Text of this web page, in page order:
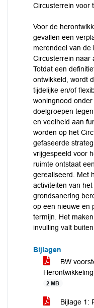
Circusterrein voor
Voor de
gevallen een
merendeel van de
Circusterrein naar
Totdat een
ontwikkeld, wordt
tijdelijke en/of
woningnood
doelgroepen
en veelheid aan
worden op het
gefaseerde
vrijgespeeld voor
ruimte ontstaat
gerealiseerd. Met
activiteiten van
grondsanering
op een nieuwe en
termijn. Het
invulling valt
Bijlagen
BW
2 MB
Bijlage 1: